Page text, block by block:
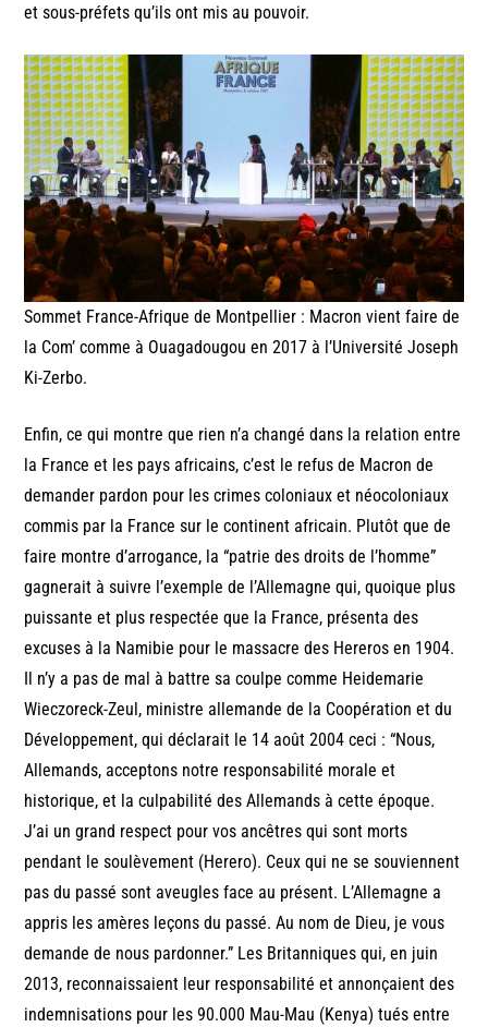
et sous-préfets qu’ils ont mis au pouvoir.
Sommet France-Afrique de Montpellier : Macron vient faire de
la Com’ comme à Ouagadougou en 2017 à l’Université Joseph
Ki-Zerbo.
Enfin, ce qui montre que rien n’a changé dans la relation entre
la France et les pays africains, c’est le refus de Macron de
demander pardon pour les crimes coloniaux et néocoloniaux
commis par la France sur le continent africain. Plutôt que de
faire montre d’arrogance, la “patrie des droits de l’homme”
gagnerait à suivre l’exemple de l’Allemagne qui, quoique plus
puissante et plus respectée que la France, présenta des
excuses à la Namibie pour le massacre des Hereros en 1904.
Il n’y a pas de mal à battre sa coulpe comme Heidemarie
Wieczoreck-Zeul, ministre allemande de la Coopération et du
Développement, qui déclarait le 14 août 2004 ceci : “Nous,
Allemands, acceptons notre responsabilité morale et
historique, et la culpabilité des Allemands à cette époque.
J’ai un grand respect pour vos ancêtres qui sont morts
pendant le soulèvement (Herero). Ceux qui ne se souviennent
pas du passé sont aveugles face au présent. L’Allemagne a
appris les amères leçons du passé. Au nom de Dieu, je vous
demande de nous pardonner.” Les Britanniques qui, en juin
2013, reconnaissaient leur responsabilité et annonçaient des
indemnisations pour les 90.000 Mau-Mau (Kenya) tués entre